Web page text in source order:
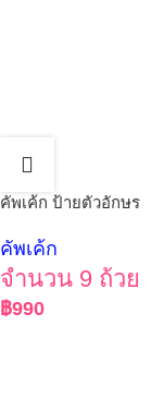
คัพเค้ก ป้ายตัวอักษร
คัพเค้ก
จำนวน 9 ถ้วย
฿990